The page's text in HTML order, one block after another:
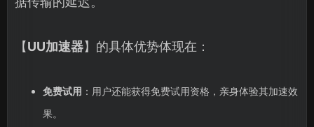
【UU加速器】的具体优势体现在：
免费试用 ：用户还能获得免费试用资格，亲身体验其加速效
果。